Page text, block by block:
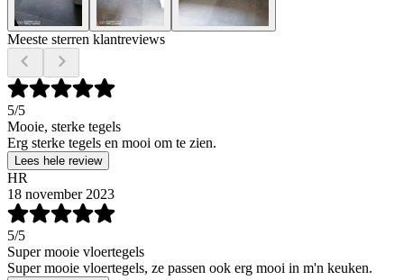
Meeste sterren klantreviews
5/5
Mooie, sterke tegels
Erg sterke tegels en mooi om te zien.
Lees hele review
HR
18 november 2023
5/5
Super mooie vloertegels
Super mooie vloertegels, ze passen ook erg mooi in m'n keuken.